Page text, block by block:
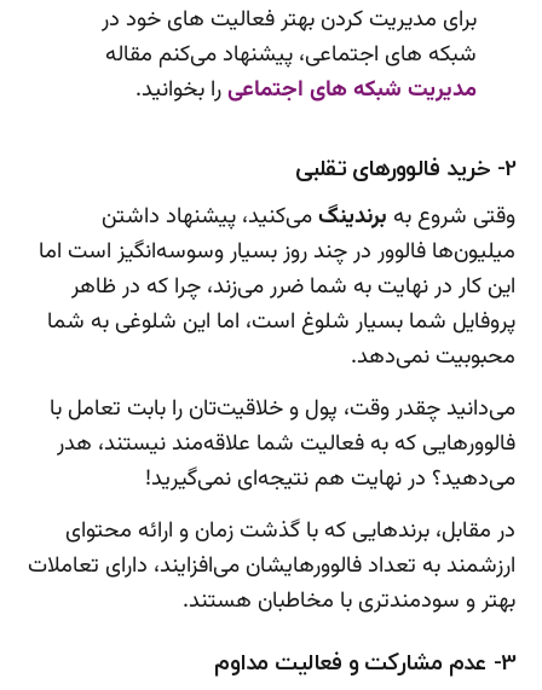
برای مدیریت کردن بهتر فعالیت های خود در
شبکه های اجتماعی، پیشنهاد می‌کنم مقاله
مدیریت شبکه های اجتماعیرا بخوانید.
2- خرید فالوورهای تقلبی
وقتی شروع به برندینگمی‌کنید، پیشنهاد داشتن
میلیون‌ها فالوور در چند روز بسیار وسوسه‌انگیز است اما
این کار در نهایت به شما ضرر می‌زند، چرا که در ظاهر
پروفایل شما بسیار شلوغ است، اما این شلوغی به شما
محبوبیت نمی‌دهد.
می‌دانید چقدر وقت، پول و خلاقیت‌تان را بابت تعامل با
فالوورهایی که به فعالیت شما علاقه‌مند نیستند، هدر
می‌دهید؟ در نهایت هم نتیجه‌ای نمی‌گیرید!
در مقابل، برندهایی که با گذشت زمان و ارائه محتوای
ارزشمند به تعداد فالوورهایشان می‌افزایند، دارای تعاملات
بهتر و سودمندتری با مخاطبان هستند.
3- عدم مشارکت و فعالیت مداوم